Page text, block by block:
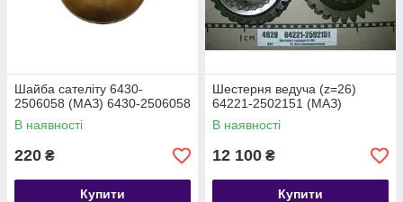
Шайба сателіту 6430-
2506058 (МАЗ) 6430-2506058
В наявності
220 ₴
Купити
Шестерня ведуча (z=26)
64221-2502151 (МАЗ)
В наявності
12 100 ₴
Купити